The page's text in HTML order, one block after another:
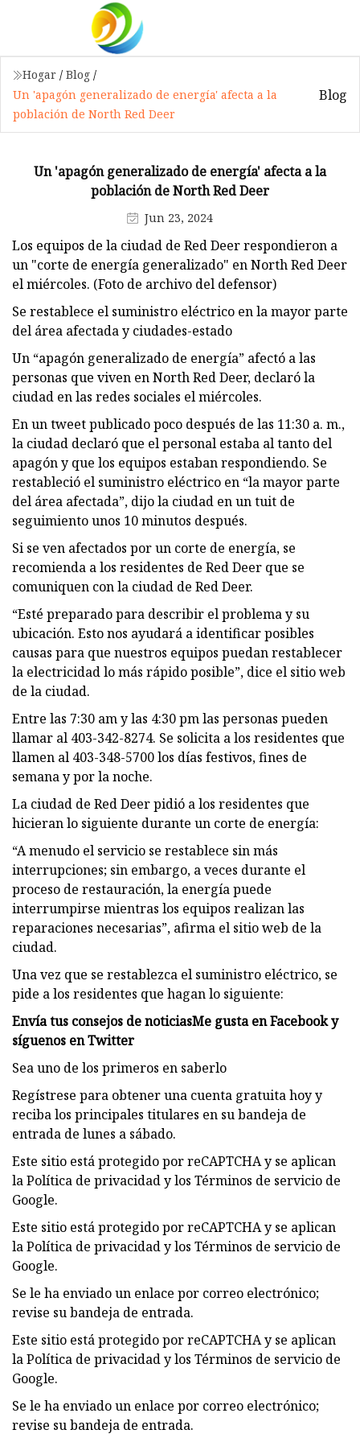
Hogar / Blog /
Un 'apagón generalizado de energía' afecta a la
población de North Red Deer
Blog
Un 'apagón generalizado de energía' afecta a la
población de North Red Deer
Jun 23, 2024
Los equipos de la ciudad de Red Deer respondieron a
un "corte de energía generalizado" en North Red Deer
el miércoles. (Foto de archivo del defensor)
Se restablece el suministro eléctrico en la mayor parte
del área afectada y ciudades-estado
Un “apagón generalizado de energía” afectó a las
personas que viven en North Red Deer, declaró la
ciudad en las redes sociales el miércoles.
En un tweet publicado poco después de las 11:30 a. m.,
la ciudad declaró que el personal estaba al tanto del
apagón y que los equipos estaban respondiendo. Se
restableció el suministro eléctrico en “la mayor parte
del área afectada”, dijo la ciudad en un tuit de
seguimiento unos 10 minutos después.
Si se ven afectados por un corte de energía, se
recomienda a los residentes de Red Deer que se
comuniquen con la ciudad de Red Deer.
“Esté preparado para describir el problema y su
ubicación. Esto nos ayudará a identificar posibles
causas para que nuestros equipos puedan restablecer
la electricidad lo más rápido posible”, dice el sitio web
de la ciudad.
Entre las 7:30 am y las 4:30 pm las personas pueden
llamar al 403-342-8274. Se solicita a los residentes que
llamen al 403-348-5700 los días festivos, fines de
semana y por la noche.
La ciudad de Red Deer pidió a los residentes que
hicieran lo siguiente durante un corte de energía:
“A menudo el servicio se restablece sin más
interrupciones; sin embargo, a veces durante el
proceso de restauración, la energía puede
interrumpirse mientras los equipos realizan las
reparaciones necesarias”, afirma el sitio web de la
ciudad.
Una vez que se restablezca el suministro eléctrico, se
pide a los residentes que hagan lo siguiente:
Envía tus consejos de noticiasMe gusta en Facebook y
síguenos en Twitter
Sea uno de los primeros en saberlo
Regístrese para obtener una cuenta gratuita hoy y
reciba los principales titulares en su bandeja de
entrada de lunes a sábado.
Este sitio está protegido por reCAPTCHA y se aplican
la Política de privacidad y los Términos de servicio de
Google.
Este sitio está protegido por reCAPTCHA y se aplican
la Política de privacidad y los Términos de servicio de
Google.
Se le ha enviado un enlace por correo electrónico;
revise su bandeja de entrada.
Este sitio está protegido por reCAPTCHA y se aplican
la Política de privacidad y los Términos de servicio de
Google.
Se le ha enviado un enlace por correo electrónico;
revise su bandeja de entrada.